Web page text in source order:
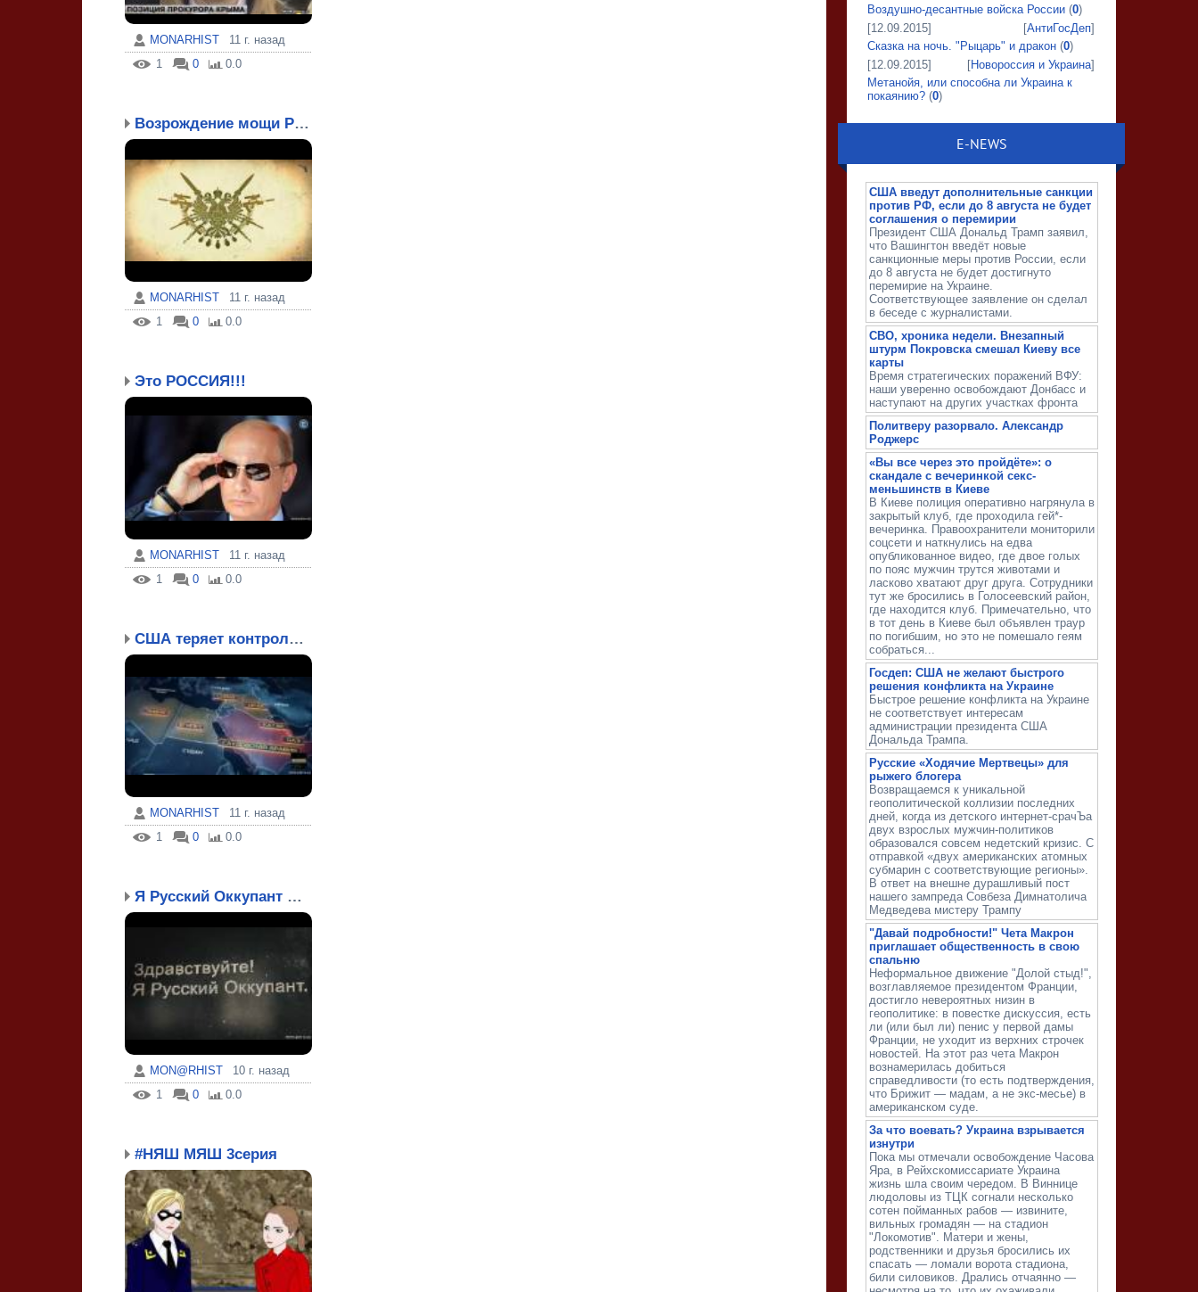
MONARHIST
11 г. назад
1
0 0.0
Возрождение мощи Россий...
MONARHIST
11 г. назад
1
0 0.0
Это РОССИЯ!!!
MONARHIST
11 г. назад
1
0 0.0
США теряет контроль над...
MONARHIST
11 г. назад
1
0 0.0
Я Русский Оккупант ...
MON@RHIST
10 г. назад
1
0 0.0
#НЯШ МЯШ 3серия
Воздушно-десантные войска России (0)
[12.09.2015]
[АнтиГосДеп]
Сказка на ночь. "Рыцарь" и дракон (0)
[12.09.2015]
[Новороссия и Украина]
Метанойя, или способна ли Украина к
покаянию? (0)
E-NEWS
США введут дополнительные санкции
против РФ, если до 8 августа не будет
соглашения о перемирии
Президент США Дональд Трамп заявил,
что Вашингтон введёт новые
санкционные меры против России, если
до 8 августа не будет достигнуто
перемирие на Украине.
Соответствующее заявление он сделал
в беседе с журналистами.
СВО, хроника недели. Внезапный
штурм Покровска смешал Киеву все
карты
Время стратегических поражений ВФУ:
наши уверенно освобождают Донбасс и
наступают на других участках фронта
Политверу разорвало. Александр
Роджерс
«Вы все через это пройдёте»: о
скандале с вечеринкой секс-
меньшинств в Киеве
В Киеве полиция оперативно нагрянула в
закрытый клуб, где проходила гей*-
вечеринка. Правоохранители мониторили
соцсети и наткнулись на едва
опубликованное видео, где двое голых
по пояс мужчин трутся животами и
ласково хватают друг друга. Сотрудники
тут же бросились в Голосеевский район,
где находится клуб. Примечательно, что
в тот день в Киеве был объявлен траур
по погибшим, но это не помешало геям
собраться...
Госдеп: США не желают быстрого
решения конфликта на Украине
Быстрое решение конфликта на Украине
не соответствует интересам
администрации президента США
Дональда Трампа.
Русские «Ходячие Мертвецы» для
рыжего блогера
Возвращаемся к уникальной
геополитической коллизии последних
дней, когда из детского интернет-​срачЪа
двух взрослых мужчин-​политиков
образовался совсем недетский кризис. С
отправкой «двух американских атомных
субмарин с соответствующие регионы».
В ответ на внешне дурашливый пост
нашего зампреда Совбеза Димнатолича
Медведева мистеру Трампу
"Давай подробности!" Чета Макрон
приглашает общественность в свою
спальню
Неформальное движение "Долой стыд!",
возглавляемое президентом Франции,
достигло невероятных низин в
геополитике: в повестке дискуссия, есть
ли (или был ли) пенис у первой дамы
Франции, не уходит из верхних строчек
новостей. На этот раз чета Макрон
вознамерилась добиться
справедливости (то есть подтверждения,
что Брижит — мадам, а не экс-месье) в
американском суде.
За что воевать? Украина взрывается
изнутри
Пока мы отмечали освобождение Часова
Яра, в Рейхскомиссариате Украина
жизнь шла своим чередом. В Виннице
людоловы из ТЦК согнали несколько
сотен пойманных рабов — извините,
вильных громадян — на стадион
"Локомотив". Матери и жены,
родственники и друзья бросились их
спасать — ломали ворота стадиона,
били силовиков. Дрались отчаянно —